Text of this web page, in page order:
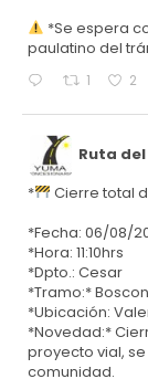
*Se espera
paulatino del
1 2
Ruta
* Cierre total
*Fecha: 06/08/
*Hora: 11:10hrs
*Dpto.: Cesar
*Tramo:*
*Ubicación:
*Novedad:*
proyecto vial,
comunidad.